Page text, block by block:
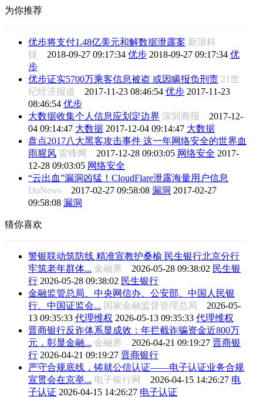
为你推荐
优步将支付1.48亿美元和解数据泄露案 新浪科
技 2018-09-27 09:17:34 优步 2018-09-27 09:17:34 优
步
优步证实5700万乘客信息被盗 或因瞒报负刑责 21世
纪经济报道 2017-11-23 08:46:54 优步 2017-11-23
08:46:54 优步
大数据收集个人信息应划定边界 深圳商报 2017-12-
04 09:14:47 大数据 2017-12-04 09:14:47 大数据
盘点2017八大黑客攻击事件 这一年网络安全的世界血
雨腥风 雷锋网 2017-12-28 09:03:05 网络安全 2017-
12-28 09:03:05 网络安全
“云出血”漏洞凶猛！CloudFlare泄露海量用户信息
DoNews 2017-02-27 09:58:08 漏洞 2017-02-27
09:58:08 漏洞
猜你喜欢
警银联动筑防线 精准宣教护桑榆 民生银行北京分行
牢筑老年群体... 金融界 2026-05-28 09:38:02 民生银
行 2026-05-28 09:38:02 民生银行
金融监管总局、中央网信办、公安部、中国人民银
行、中国证监会... 国家金融监督管理总局 2026-05-
13 09:35:33 代理维权 2026-05-13 09:35:33 代理维权
晋商银行反诈体系显成效：年拦截诈骗资金近800万
元，彰显金融... 金融界 2026-04-21 09:19:27 晋商银
行 2026-04-21 09:19:27 晋商银行
严守合规底线，铸就公信认证——电子认证业务合规
宣贯会在京举... 电子银行网 2026-04-15 14:26:27 电
子认证 2026-04-15 14:26:27 电子认证